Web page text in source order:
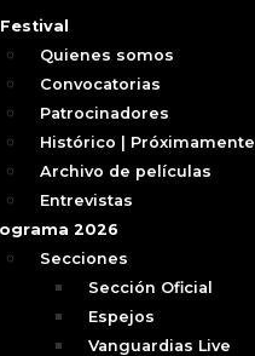
Quienes somos
Convocatorias
Patrocinadores
Histórico | Próximamente
Archivo de películas
Entrevistas
2026
Secciones
Sección Oficial
Espejos
Vanguardias Live